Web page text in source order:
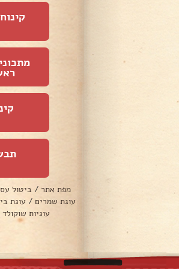
מפת אתר / ביטול
עוגת שמרים / עוגת
עוגיות